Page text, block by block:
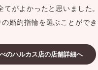
がよかったと思いました
婚約指輪を選ぶことがで
のハルカス店の店舗詳細へ